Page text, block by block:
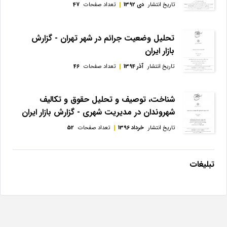
تاریخ انتشار دی 1392 تعداد صفحات 47
تحلیل وضعیت جرائم در شهر تهران - گزارش
بازار ایران
تاریخ انتشار آذر 1394 تعداد صفحات 46
شناخت، توصیف و تحلیل حقوق و تکالیف
شهروندان در مدیریت شهری - گزارش بازار ایران
تاریخ انتشار خرداد 1396 تعداد صفحات 52
تبلیغات